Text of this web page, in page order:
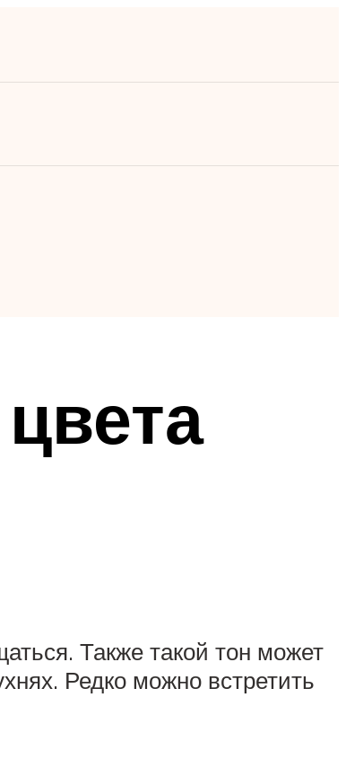
Также такой тон может
Редко можно встретить